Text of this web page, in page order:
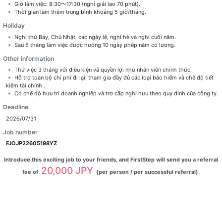
🔹 Giờ làm việc: 8:30〜17:30 (nghỉ giải lao 70 phút).
🔹 Thời gian làm thêm trung bình khoảng 5 giờ/tháng.
Holiday
🔹 Nghỉ thứ Bảy, Chủ Nhật, các ngày lễ, nghỉ hè và nghỉ cuối năm.
🔹 Sau 6 tháng làm việc được hưởng 10 ngày phép năm có lương.
Other information
🔹 Thử việc 3 tháng với điều kiện và quyền lợi như nhân viên chính thức.
🔹 Hỗ trợ toàn bộ chi phí đi lại, tham gia đầy đủ các loại bảo hiểm và chế độ tiết
kiệm tài chính .
🔹 Có chế độ hưu trí doanh nghiệp và trợ cấp nghỉ hưu theo quy định của công ty.
Deadline
2026/07/31
Job number
FJOJP22605198YZ
Introduce this exciting job to your friends, and FirstStep will send you a referral
fee of 20,000 JPY (per person / per successful referral).